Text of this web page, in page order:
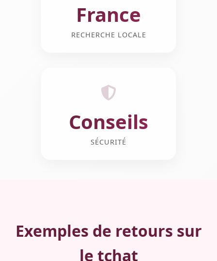
France
RECHERCHE LOCALE
Conseils
SÉCURITÉ
Exemples de retours sur
le tchat